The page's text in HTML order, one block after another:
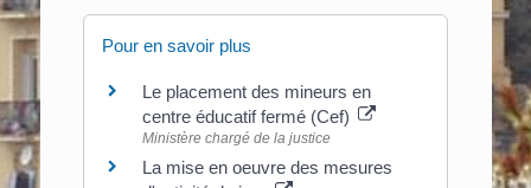
Pour en savoir plus
Le placement des mineurs en
centre éducatif fermé (Cef)
Ministère chargé de la justice
La mise en oeuvre des mesures